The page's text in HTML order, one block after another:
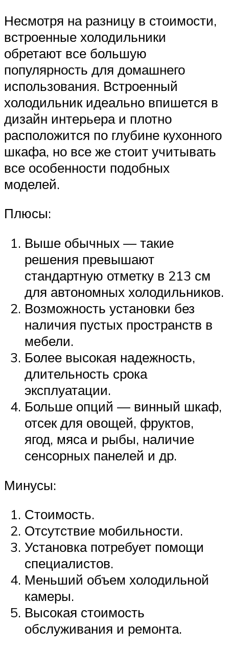
Несмотря на разницу в стоимости,
встроенные холодильники
обретают все большую
популярность для домашнего
использования. Встроенный
холодильник идеально впишется в
дизайн интерьера и плотно
расположится по глубине кухонного
шкафа, но все же стоит учитывать
все особенности подобных
моделей.
Плюсы:
Выше обычных — такие
решения превышают
стандартную отметку в 213 см
для автономных холодильников.
Возможность установки без
наличия пустых пространств в
мебели.
Более высокая надежность,
длительность срока
эксплуатации.
Больше опций — винный шкаф,
отсек для овощей, фруктов,
ягод, мяса и рыбы, наличие
сенсорных панелей и др.
Минусы:
Стоимость.
Отсутствие мобильности.
Установка потребует помощи
специалистов.
Меньший объем холодильной
камеры.
Высокая стоимость
обслуживания и ремонта.